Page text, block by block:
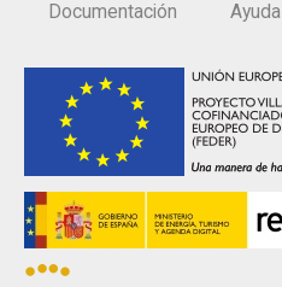
Documentación Ayuda